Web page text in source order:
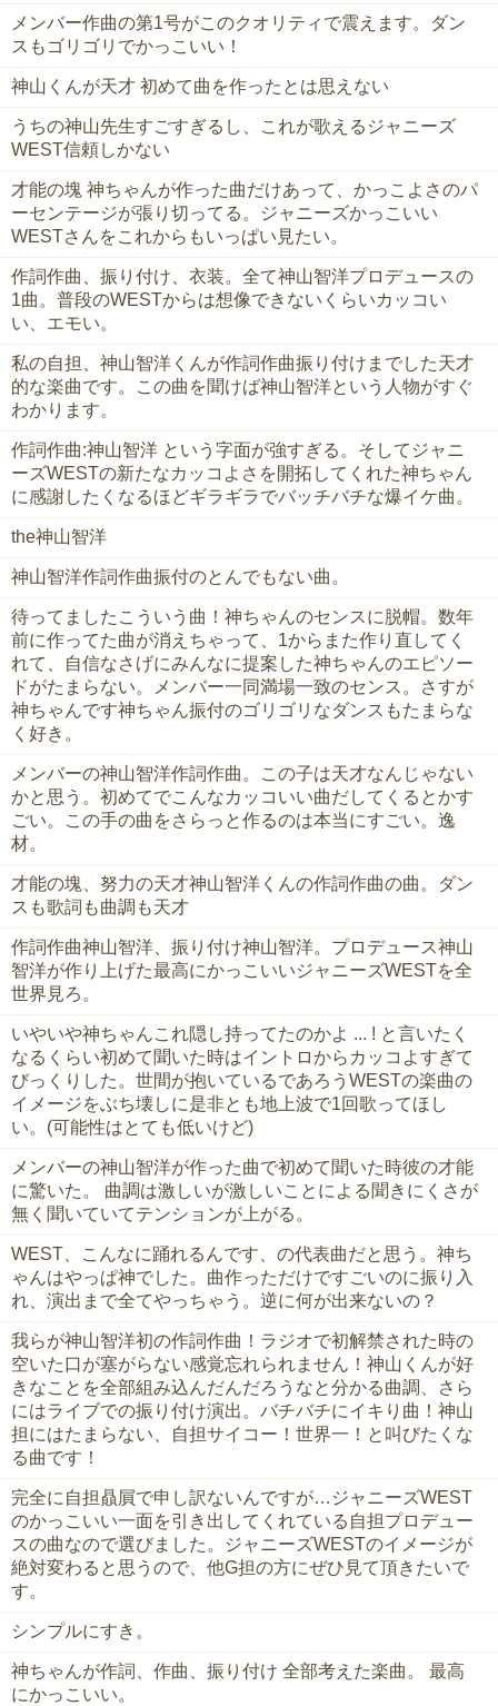
メンバー作曲の第1号がこのクオリティで震えます。ダン
スもゴリゴリでかっこいい！
神山くんが天才 初めて曲を作ったとは思えない
うちの神山先生すごすぎるし、これが歌えるジャニーズ
WEST信頼しかない
才能の塊 神ちゃんが作った曲だけあって、かっこよさのパ
ーセンテージが張り切ってる。ジャニーズかっこいい
WESTさんをこれからもいっぱい見たい。
作詞作曲、振り付け、衣装。全て神山智洋プロデュースの
1曲。普段のWESTからは想像できないくらいカッコい
い、エモい。
私の自担、神山智洋くんが作詞作曲振り付けまでした天才
的な楽曲です。この曲を聞けば神山智洋という人物がすぐ
わかります。
作詞作曲:神山智洋 という字面が強すぎる。そしてジャニ
ーズWESTの新たなカッコよさを開拓してくれた神ちゃん
に感謝したくなるほどギラギラでバッチバチな爆イケ曲。
the神山智洋
神山智洋作詞作曲振付のとんでもない曲。
待ってましたこういう曲！神ちゃんのセンスに脱帽。数年
前に作ってた曲が消えちゃって、1からまた作り直してく
れて、自信なさげにみんなに提案した神ちゃんのエピソー
ドがたまらない。メンバー一同満場一致のセンス。さすが
神ちゃんです神ちゃん振付のゴリゴリなダンスもたまらな
く好き。
メンバーの神山智洋作詞作曲。この子は天才なんじゃない
かと思う。初めてでこんなカッコいい曲だしてくるとかす
ごい。この手の曲をさらっと作るのは本当にすごい。逸
材。
才能の塊、努力の天才神山智洋くんの作詞作曲の曲。ダン
スも歌詞も曲調も天才
作詞作曲神山智洋、振り付け神山智洋。プロデュース神山
智洋が作り上げた最高にかっこいいジャニーズWESTを全
世界見ろ。
いやいや神ちゃんこれ隠し持ってたのかよ ... ! と言いたく
なるくらい初めて聞いた時はイントロからカッコよすぎて
びっくりした。世間が抱いているであろうWESTの楽曲の
イメージをぶち壊しに是非とも地上波で1回歌ってほし
い。(可能性はとても低いけど)
メンバーの神山智洋が作った曲で初めて聞いた時彼の才能
に驚いた。 曲調は激しいが激しいことによる聞きにくさが
無く聞いていてテンションが上がる。
WEST、こんなに踊れるんです、の代表曲だと思う。神ち
ゃんはやっぱ神でした。曲作っただけですごいのに振り入
れ、演出まで全てやっちゃう。逆に何が出来ないの？
我らが神山智洋初の作詞作曲！ラジオで初解禁された時の
空いた口が塞がらない感覚忘れられません！神山くんが好
きなことを全部組み込んだんだろうなと分かる曲調、さら
にはライブでの振り付け演出。バチバチにイキり曲！神山
担にはたまらない、自担サイコー！世界一！と叫びたくな
る曲です！
完全に自担贔屓で申し訳ないんですが…ジャニーズWEST
のかっこいい一面を引き出してくれている自担プロデュー
スの曲なので選びました。ジャニーズWESTのイメージが
絶対変わると思うので、他G担の方にぜひ見て頂きたいで
す。
シンプルにすき。
神ちゃんが作詞、作曲、振り付け 全部考えた楽曲。 最高
にかっこいい。